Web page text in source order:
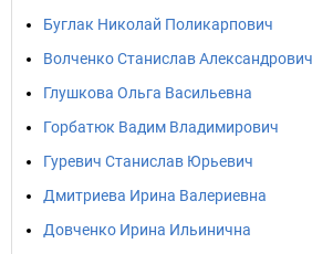
Буглак Николай Поликарпович
Волченко Станислав Александрович
Глушкова Ольга Васильевна
Горбатюк Вадим Владимирович
Гуревич Станислав Юрьевич
Дмитриева Ирина Валериевна
Довченко Ирина Ильинична